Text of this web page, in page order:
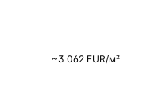
~3 062 EUR/м²